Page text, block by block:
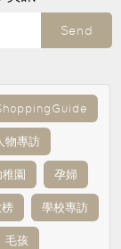
Send
物專訪
稚園 孕婦
榜 學校專訪
毛孩